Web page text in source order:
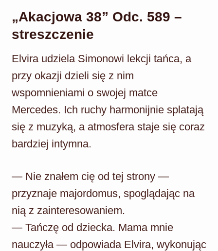
„Akacjowa 38” Odc. 589 –
streszczenie
Elvira udziela Simonowi lekcji tańca, a
przy okazji dzieli się z nim
wspomnieniami o swojej matce
Mercedes. Ich ruchy harmonijnie splatają
się z muzyką, a atmosfera staje się coraz
bardziej intymna.
— Nie znałem cię od tej strony —
przyznaje majordomus, spoglądając na
nią z zainteresowaniem.
— Tańczę od dziecka. Mama mnie
nauczyła — odpowiada Elvira, wykonując